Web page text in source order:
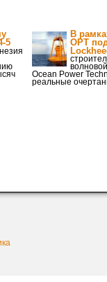
5
В
OPT
Ocean Power
реальные